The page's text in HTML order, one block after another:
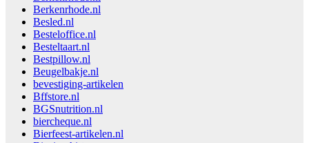
Berkenrhode.nl
Besled.nl
Besteloffice.nl
Besteltaart.nl
Bestpillow.nl
Beugelbakje.nl
bevestiging-artikelen
Bffstore.nl
BGSnutrition.nl
biercheque.nl
Bierfeest-artikelen.nl